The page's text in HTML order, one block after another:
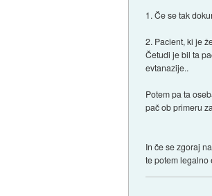
1. Če se tak
2. Pacient, ki je
Četudi je bil ta
evtanazije..
Potem pa ta
pač ob primeru
In če se zgoraj
te potem legalno